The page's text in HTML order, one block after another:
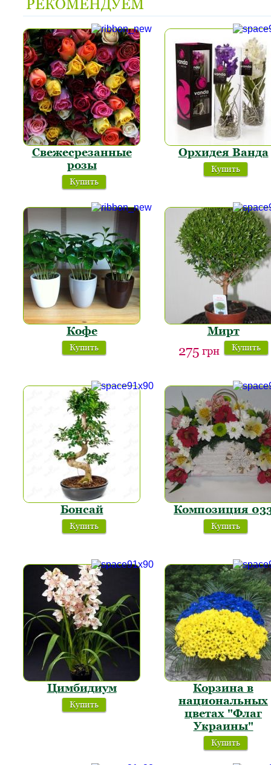
РЕКОМЕНДУЕМ
Свежесрезанные
розы
Купить
Орхидея Ванда
Купить
Кофе
Купить
Мирт
275 грн Купить
Бонсай
Купить
Композиция
Купить
Цимбидиум
Купить
Корзина в
национальных
цветах "Флаг
Украины"
Купить